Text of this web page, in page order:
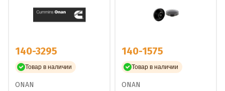
140-3295
Товар в наличии
ONAN
140-1575
Товар в наличии
ONAN